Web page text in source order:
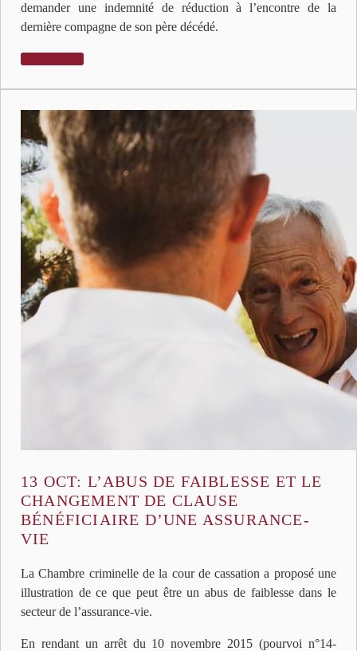
demander une indemnité de réduction à l’encontre de la
dernière compagne de son père décédé.
13 OCT: L’ABUS DE FAIBLESSE ET LE
CHANGEMENT DE CLAUSE
BÉNÉFICIAIRE D’UNE ASSURANCE-
VIE
La Chambre criminelle de la cour de cassation a proposé une
illustration de ce que peut être un abus de faiblesse dans le
secteur de l’assurance-vie.
En rendant un arrêt du 10 novembre 2015 (pourvoi n°14-